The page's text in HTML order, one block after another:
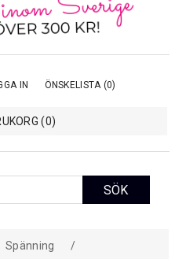
IN ÖNSKELISTA (0)
(0)
Spänning /